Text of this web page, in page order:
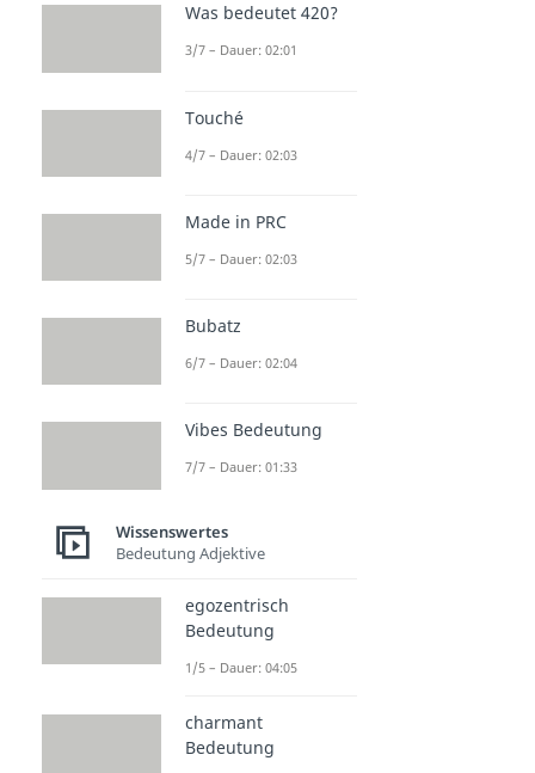
Was bedeutet 420?
3/7 – Dauer: 02:01
Touché
4/7 – Dauer: 02:03
Made in PRC
5/7 – Dauer: 02:03
Bubatz
6/7 – Dauer: 02:04
Vibes Bedeutung
7/7 – Dauer: 01:33
Wissenswertes
Bedeutung Adjektive
egozentrisch
Bedeutung
1/5 – Dauer: 04:05
charmant
Bedeutung